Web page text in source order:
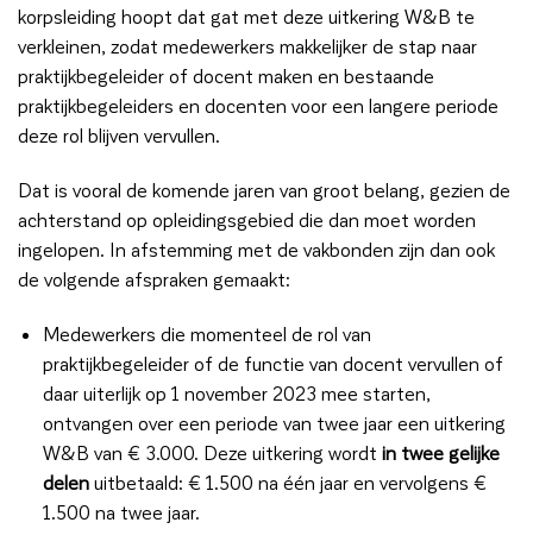
korpsleiding hoopt dat gat met deze uitkering W&B te
verkleinen, zodat medewerkers makkelijker de stap naar
praktijkbegeleider of docent maken en bestaande
praktijkbegeleiders en docenten voor een langere periode
deze rol blijven vervullen.
Dat is vooral de komende jaren van groot belang, gezien de
achterstand op opleidingsgebied die dan moet worden
ingelopen. In afstemming met de vakbonden zijn dan ook
de volgende afspraken gemaakt:
Medewerkers die momenteel de rol van
praktijkbegeleider of de functie van docent vervullen of
daar uiterlijk op 1 november 2023 mee starten,
ontvangen over een periode van twee jaar een uitkering
W&B van € 3.000. Deze uitkering wordt in twee gelijke
delenuitbetaald: € 1.500 na één jaar en vervolgens €
1.500 na twee jaar.